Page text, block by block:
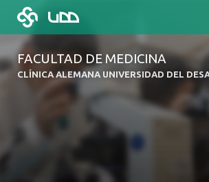
FACULTAD DE MEDICINA
CLÍNICA ALEMANA UNIVERSIDAD DEL